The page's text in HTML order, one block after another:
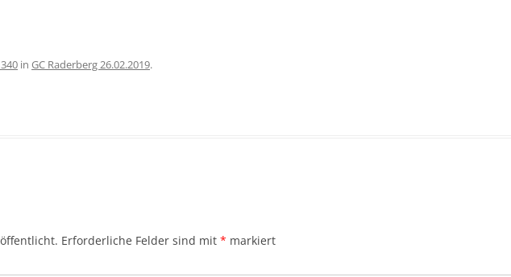
in GC Raderberg 26.02.2019.
Erforderliche Felder sind mit * markiert